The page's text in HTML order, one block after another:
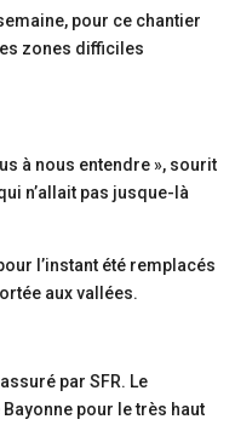
pour ce chantier
zones difficiles
à nous entendre », sourit
n’allait pas jusque-là
l’instant été remplacés
aux vallées.
par SFR. Le
pour le très haut